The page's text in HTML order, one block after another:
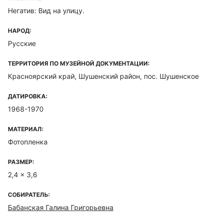
Негатив: Вид на улицу.
НАРОД:
Русские
ТЕРРИТОРИЯ ПО МУЗЕЙНОЙ ДОКУМЕНТАЦИИ:
Красноярский край, Шушенский район, пос. Шушенское
ДАТИРОВКА:
1968-1970
МАТЕРИАЛ:
Фотопленка
РАЗМЕР:
2,4 x 3,6
СОБИРАТЕЛЬ:
Бабанская Галина Григорьевна